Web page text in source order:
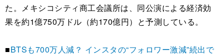
た。メキシコシティ商工会議所は、同公演による経済効
果を約1億750万ドル（約170億円）と予測している。
■BTSも700万人減？ インスタの“フォロワー激減”続出で